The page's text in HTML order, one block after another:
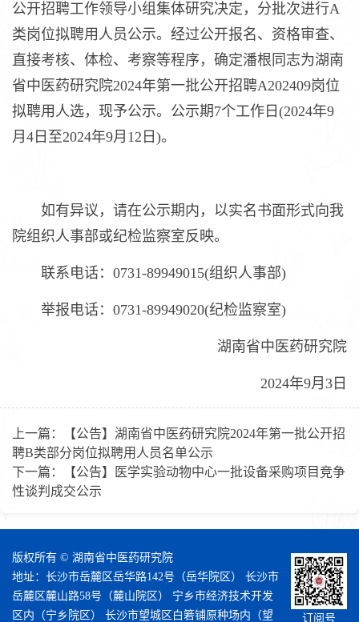
公开招聘工作领导小组集体研究决定，分批次进行A
类岗位拟聘用人员公示。经过公开报名、资格审查、
直接考核、体检、考察等程序，确定潘根同志为湖南
省中医药研究院2024年第一批公开招聘A202409岗位
拟聘用人选，现予公示。公示期7个工作日(2024年9
月4日至2024年9月12日)。
如有异议，请在公示期内，以实名书面形式向我
院组织人事部或纪检监察室反映。
联系电话：0731-89949015(组织人事部)
举报电话：0731-89949020(纪检监察室)
湖南省中医药研究院
2024年9月3日
上一篇：
【公告】湖南省中医药研究院2024年第一批公开招
聘B类部分岗位拟聘用人员名单公示
下一篇：
【公告】医学实验动物中心一批设备采购项目竞争
性谈判成交公示
版权所有 © 湖南省中医药研究院
地址：长沙市岳麓区岳华路142号（岳华院区） 长沙市
岳麓区麓山路58号（麓山院区） 宁乡市经济技术开发
区内（宁乡院区） 长沙市望城区白箬铺原种场内（望
订阅号